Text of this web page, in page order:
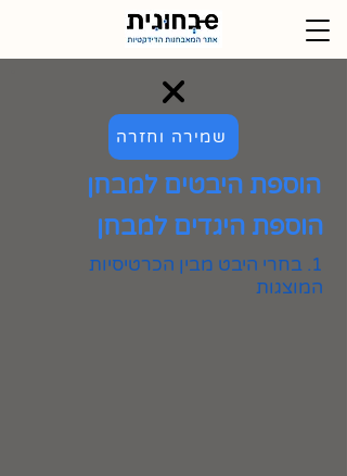
שמירה וחזרה
הוספת היבטים למבחן
הוספת היגדים למבחן
1. בחרי היבט מבין הכרטיסיות
המוצגות